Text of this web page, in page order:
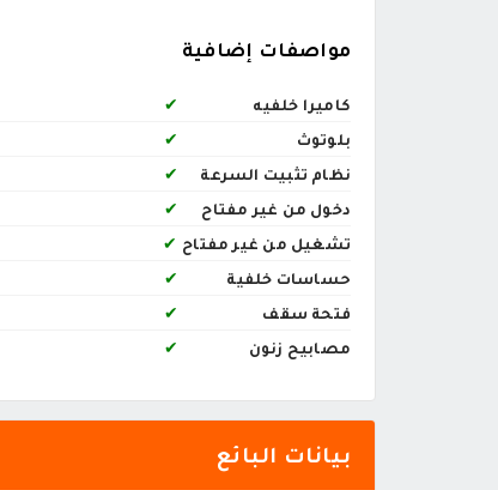
مواصفات إضافية
كاميرا خلفيه
✔
بلوتوث
✔
نظام تثبيت السرعة
✔
دخول من غير مفتاح
✔
تشغيل من غير مفتاح ✔
حساسات خلفية
✔
فتحة سقف
✔
مصابيح زنون
✔
بيانات البائع